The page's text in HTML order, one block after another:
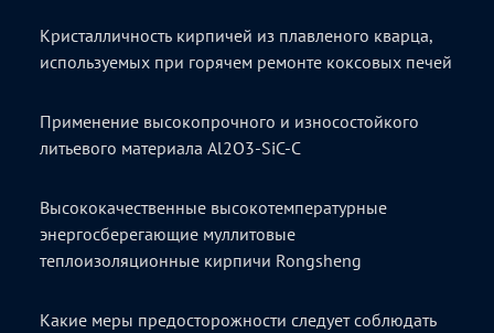
Кристалличность кирпичей из плавленого кварца,
используемых при горячем ремонте коксовых печей
Применение высокопрочного и износостойкого
литьевого материала Al2O3-SiC-C
Высококачественные высокотемпературные
энергосберегающие муллитовые
теплоизоляционные кирпичи Rongsheng
Какие меры предосторожности следует соблюдать